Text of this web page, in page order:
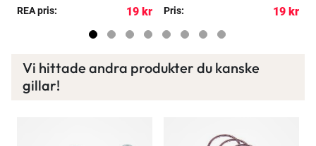
REA pris: 19 kr Pris: 19 kr
Vi hittade andra produkter du kanske
gillar!